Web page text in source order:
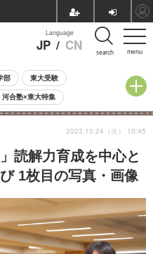
menu
Language
JP / CN search
部 東大受験
河合塾×東大特集
受験 小学校受験
人気記事
（中学生向け） ランキング
読解力育成を中心と
1枚目の写真・画像
2023.10.24（火） 10:45